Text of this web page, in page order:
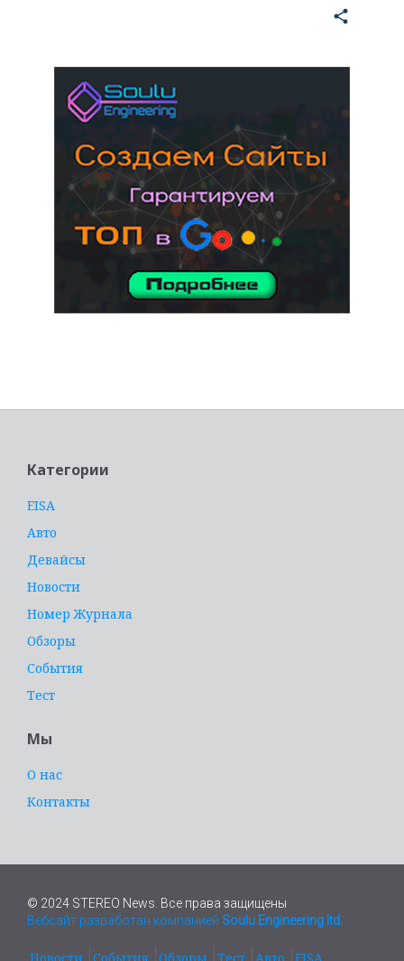
share
Категории
EISA
Авто
Девайсы
Новости
Номер Журнала
Обзоры
События
Тест
Мы
О нас
Контакты
© 2024 STEREO News. Все права защищены
Вебсайт разработан компанией Soulu Engineering ltd.